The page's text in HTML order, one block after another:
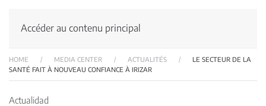
Accéder au contenu principal
HOME MEDIA CENTER ACTUALITÉS
LE SECTEUR DE LA
SANTÉ FAIT À NOUVEAU CONFIANCE À IRIZAR
Actualidad